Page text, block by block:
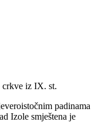
crkve iz IX. st.
padinama
Izole smještena je